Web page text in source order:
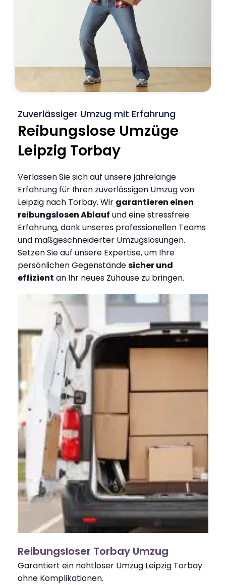
Zuverlässiger Umzug mit Erfahrung
Reibungslose Umzüge
Leipzig Torbay
Verlassen Sie sich auf unsere jahrelange
Erfahrung für Ihren zuverlässigen Umzug von
Leipzig nach Torbay. Wir garantieren einen
reibungslosen Ablauf und eine stressfreie
Erfahrung, dank unseres professionellen Teams
und maßgeschneiderter Umzugslösungen.
Setzen Sie auf unsere Expertise, um Ihre
persönlichen Gegenständesicher und
effizient an Ihr neues Zuhause zu bringen.
Reibungsloser Torbay Umzug
Garantiert ein nahtloser Umzug Leipzig Torbay
ohne Komplikationen.